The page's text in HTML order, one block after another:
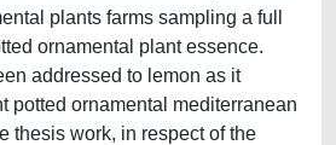
plants farms sampling a full
ornamental plant essence.
addressed to lemon as it
potted ornamental mediterranean
thesis work, in respect of the